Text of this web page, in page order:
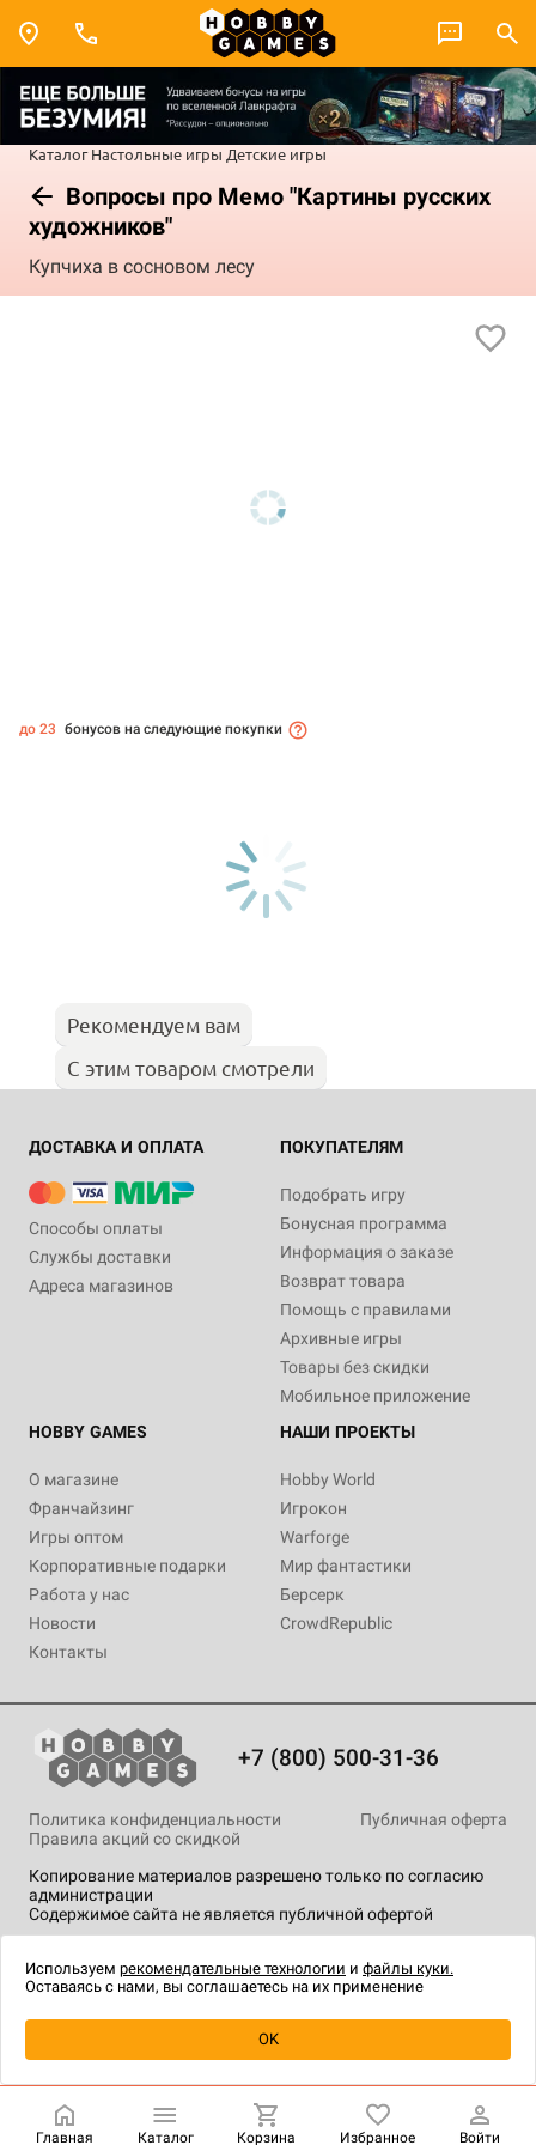
Каталог Настольные игры Детские игры
Вопросы про Мемо "Картины русских
художников"
Купчиха в сосновом лесу
Купить
до 23 бонусов на следующие покупки
Рекомендуем вам
С этим товаром смотрели
ДОСТАВКА И ОПЛАТА
Способы оплаты
Службы доставки
Адреса магазинов
ПОКУПАТЕЛЯМ
Подобрать игру
Бонусная программа
Информация о заказе
Возврат товара
Помощь с правилами
Архивные игры
Товары без скидки
Мобильное приложение
HOBBY GAMES
О магазине
Франчайзинг
Игры оптом
Корпоративные подарки
Работа у нас
Новости
Контакты
НАШИ ПРОЕКТЫ
Hobby World
Игрокон
Warforge
Мир фантастики
Берсерк
CrowdRepublic
+7 (800) 500-31-36
Копирование материалов разрешено только по согласию
администрации
Содержимое сайта не является публичной офертой
Политика конфиденциальности
Публичная оферта
Правила акций со скидкой
технологии.
Главная Каталог Корзина Избранное Войти
Используем рекомендательные технологии и файлы куки.
Оставаясь с нами, вы соглашаетесь на их применение
OK